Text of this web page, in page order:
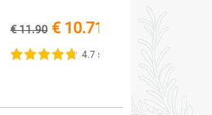
€ 11.90 € 10.71
4.7 su 5